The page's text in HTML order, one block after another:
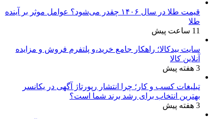
قیمت طلا در سال ۱۴۰۶ چقدر می‌شود؟ عوامل موثر بر آینده
طلا
11 ساعت پیش
سایت بیدکالا؛ راهکار جامع خرید،و پلتفرم فروش و مزایده
آنلاین کالا
3 هفته پیش
تبلیغات کسب و کار؛ چرا انتشار رپورتاژ آگهی در یکانسر
بهترین انتخاب برای رشد برند شما است؟
3 هفته پیش